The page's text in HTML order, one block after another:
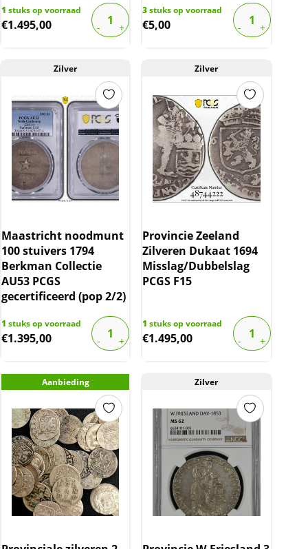
1 stuks op voorraad
€1.495,00
3stuks op voorraad
€5,00
Zilver
Maastricht noodmunt
100 stuivers 1794
Berkman Collectie
AU53 PCGS
gecertificeerd (pop 2/2)
1 stuks op voorraad
€1.395,00
Zilver
Provincie Zeeland
Zilveren Dukaat 1694
Misslag/Dubbelslag
PCGS F15
1 stuks op voorraad
€1.495,00
Aanbieding Zilver